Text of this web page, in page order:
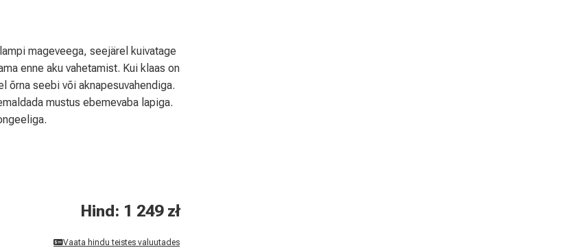
mageveega, seejärel kuivatage
enne aku vahetamist. Kui klaas on
õrna seebi või aknapesuvahendiga.
mustus ebemevaba lapiga.
Hind: 1 249 zł
Vaata hindu teistes valuutades